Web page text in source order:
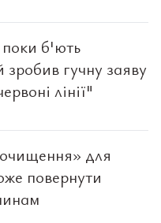
б'ють
гучну заяву
лінії"
очищення» для
повернути